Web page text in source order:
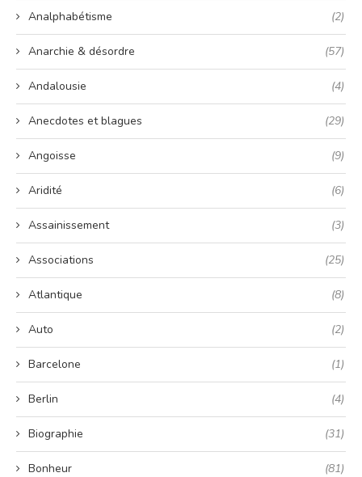
Analphabétisme (2)
Anarchie & désordre (57)
Andalousie (4)
Anecdotes et blagues (29)
Angoisse (9)
Aridité (6)
Assainissement (3)
Associations (25)
Atlantique (8)
Auto (2)
Barcelone (1)
Berlin (4)
Biographie (31)
Bonheur (81)